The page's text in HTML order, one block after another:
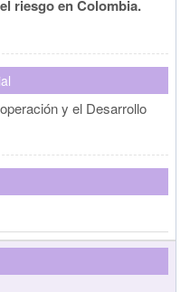
riesgo en Colombia.
y el Desarrollo